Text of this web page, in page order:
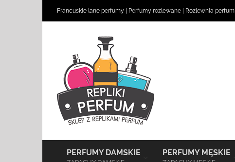
Francuskie lane perfumy Perfumy rozlewane Rozlewnia perfum
PERFUMY DAMSKIE PERFUMY MĘSKIE